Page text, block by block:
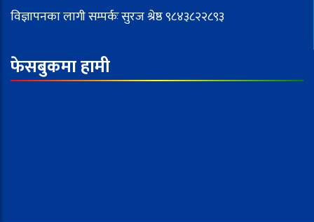
विज्ञापनका लागी सम्पर्कः सुरज श्रेष्ठ ९८४३८२२८९३
फेसबुकमा हामी